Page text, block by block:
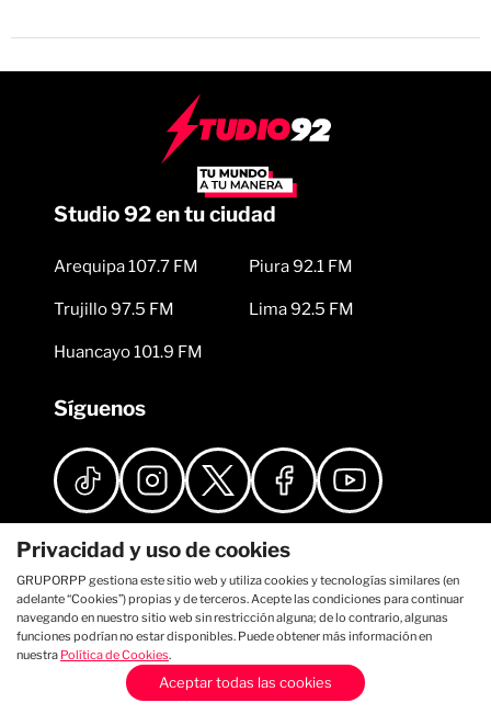
Studio 92 en tu ciudad
Arequipa 107.7 FM
Trujillo 97.5 FM
Huancayo 101.9 FM
Piura 92.1 FM
Lima 92.5 FM
Síguenos
Privacidad y uso de cookies
GRUPORPP gestiona este sitio web y utiliza cookies y tecnologías similares (en
adelante “Cookies”) propias y de terceros. Acepte las condiciones para continuar
navegando en nuestro sitio web sin restricción alguna; de lo contrario, algunas
funciones podrían no estar disponibles. Puede obtener más información en
nuestra Política de Cookies.
Aceptar todas las cookies